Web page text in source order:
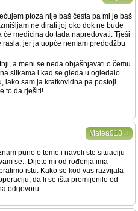
ptoza nije baš česta pa mi je baš
ne dirati joj oko dok ne bude
medicina do tada napredovati. Tješi
jer ja uopće nemam predodžbu
a meni se neda objašnjavati o čemu
slikama i kad se gleda u ogledalo.
iako sam ja kratkovidna pa postoji
to da rješiti!
Matea013 ↓
puno o tome i naveli ste situaciju
se.. Dijete mi od rođenja ima
istu. Kako se kod vas razvijala
da li se išta promijenilo od
odgovoru.